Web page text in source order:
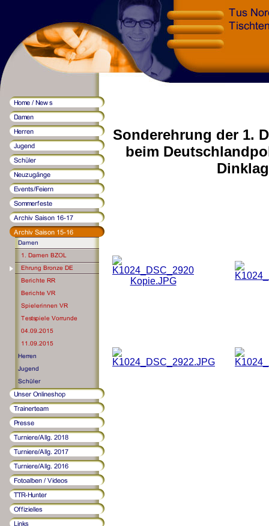
Sonderehrung der 1.
beim